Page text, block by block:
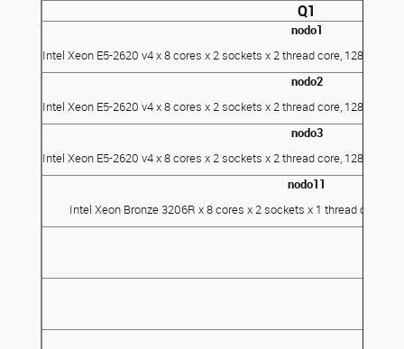
Q1
nodo1
Intel Xeon E5-2620 v4 x 8 cores x 2 sockets x 2 thread core, 128GB
nodo2
Intel Xeon E5-2620 v4 x 8 cores x 2 sockets x 2 thread core, 128GB
nodo3
Intel Xeon E5-2620 v4 x 8 cores x 2 sockets x 2 thread core, 128GB
nodo11
Intel Xeon Bronze 3206R x 8 cores x 2 sockets x 1 thread core,